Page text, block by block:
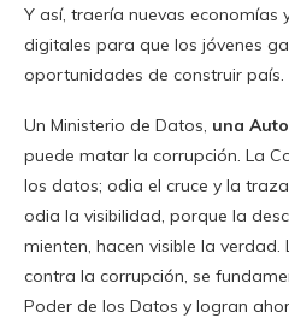
Y así, traería nuevas economías
digitales para que los jóvenes
oportunidades de construir país.
Un Ministerio de Datos, una
puede matar la corrupción. La
los datos; odia el cruce y la
odia la visibilidad, porque la
mienten, hacen visible la
contra la corrupción, se
Poder de los Datos y logran